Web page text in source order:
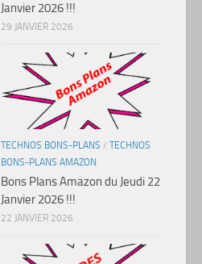
Janvier 2026 !!!
29 JANVIER 2026
TECHNOS BONS-PLANS / TECHNOS
BONS-PLANS AMAZON
Bons Plans Amazon du Jeudi 22
Janvier 2026 !!!
22 JANVIER 2026